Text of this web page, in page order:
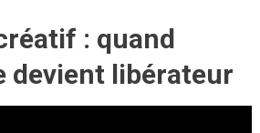
: quand
devient libérateur